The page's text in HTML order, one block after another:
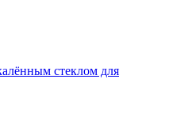
стеклом для